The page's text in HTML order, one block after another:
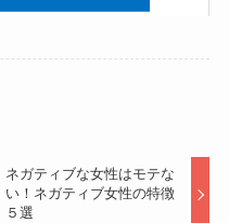
ネガティブな女性はモテな
い！ネガティブ女性の特徴
５選